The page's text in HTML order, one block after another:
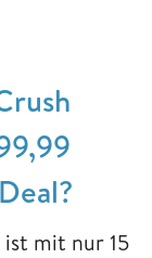
ist mit nur 15